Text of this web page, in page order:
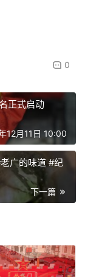
0
正式启动
12月11日 10:00
广的味道 #纪
下一篇